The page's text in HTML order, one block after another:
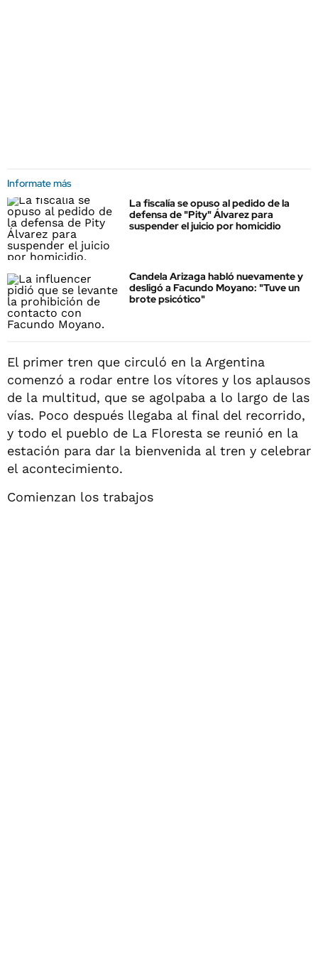
Informate más
La fiscalía se opuso al pedido de la
defensa de "Pity" Álvarez para
suspender el juicio por homicidio
Candela Arizaga habló nuevamente y
desligó a Facundo Moyano: "Tuve un
brote psicótico"
El primer tren que circuló en la Argentina
comenzó a rodar entre los vítores y los aplausos
de la multitud, que se agolpaba a lo largo de las
vías. Poco después llegaba al final del recorrido,
y todo el pueblo de La Floresta se reunió en la
estación para dar la bienvenida al tren y celebrar
el acontecimiento.
Comienzan los trabajos